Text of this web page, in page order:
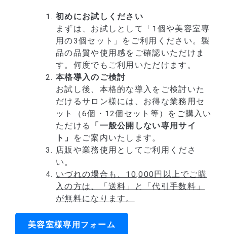
初めにお試しください
まずは、お試しとして「1個や美容室専
用の3個セット」をご利用ください。製
品の品質や使用感をご確認いただけま
す。何度でもご利用いただけます。
本格導入のご検討
お試し後、本格的な導入をご検討いた
だけるサロン様には、お得な業務用セ
ット（6個・12個セット等）をご購入い
ただける
「一般公開しない専用サイ
ト」
をご案内いたします。
店販や業務使用としてご利用くださ
い。
いづれの場合も、10,000円以上でご購
入の方は、「送料」と「代引手数料」
が無料になります。
美容室様専用フォーム